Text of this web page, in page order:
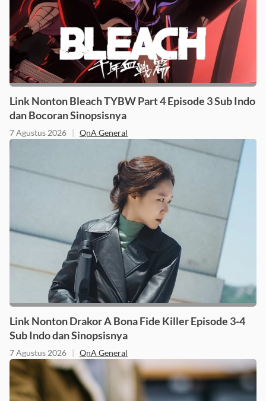
Link Nonton Bleach TYBW Part 4 Episode 3 Sub Indo
dan Bocoran Sinopsisnya
7 Agustus 2026 | QnA General
Link Nonton Drakor A Bona Fide Killer Episode 3-4
Sub Indo dan Sinopsisnya
7 Agustus 2026 | QnA General